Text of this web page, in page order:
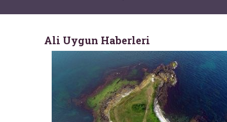
Ali Uygun Haberleri